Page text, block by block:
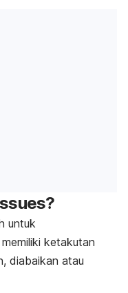
?
untuk
ketakutan
diabaikan atau